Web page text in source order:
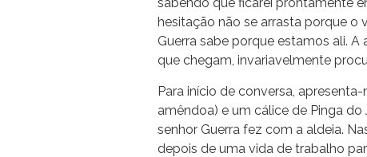
hesitação não se arrasta porque o
Guerra sabe porque estamos ali.
que chegam, invariavelmente
Para início de conversa,
amêndoa) e um cálice de Pinga
senhor Guerra fez com a aldeia.
depois de uma vida de trabalho